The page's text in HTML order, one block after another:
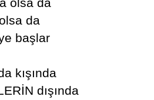
da
başlar
kışında
dışında